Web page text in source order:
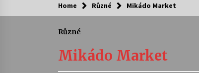
Kam za kulturou?
Camerata a Sukuba
4. 8. 2026
Home Různé Mikádo Market
Různé
Mikádo Market